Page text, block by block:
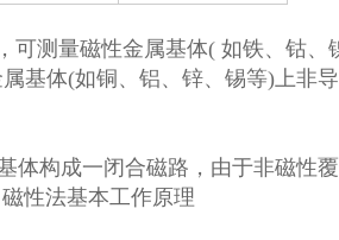
测量磁性金属基体( 如铁、钴、
基体(如铜、铝、锌、锡等)上非
体构成一闭合磁路，由于非磁性
性法基本工作原理